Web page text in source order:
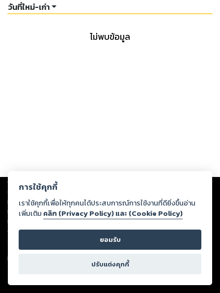
วันที่ใหม่-เก่า
ไม่พบข้อมูล
Copyright © 2026
ต่อผลงานหรือเนื้อหาใดที่อัปโหลดผ่านเว็บไซต์และปรากฏว่าละเมิดสิทธิใน
ทรัพย์สินทางปัญญาของบุคคลอื่นหรือขัดต่อกฎหมายและศีลธรรม ดังนั้น ผู้อ่าน
ทุกท่านโปรดใช้วิจารณญาณในการกลั่นกรองด้วยตนเอง และหากท่านพบว่าส่วน
หนึ่งส่วนใดขัดต่อกฎหมายและศีลธรรม กรุณาแจ้งมายังบริษัท เพื่อทีมงานจะได้
ดำเนินการในทันที ทั้งนี้ ทางสตอรี่ล็อกขอสงวนลิขสิทธิ์ตามพระราชบัญญัติ
ลิขสิทธิ์ พ.ศ. 2537 (ฉบับล่าสุด)
For support: member@ookbee.com
Version
การใช้คุกกี้
เราใช้คุกกี้เพื่อให้ทุกคนได้ประสบการณ์การใช้งานที่ดียิ่งขึ้นอ่าน
เพิ่มเติม คลิก (Privacy Policy) และ (Cookie Policy)
ยอมรับ
ปรับแต่งคุกกี้